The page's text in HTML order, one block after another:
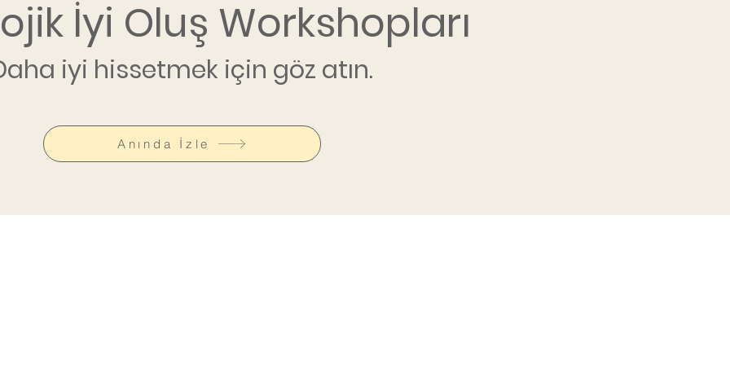
İyi Oluş Workshopları
iyi hissetmek için göz atın.
Anında İzle